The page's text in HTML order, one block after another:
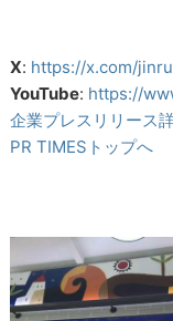
X: https://x.com/
YouTube: https://
企業プレスリリース
PR TIMESトップへ